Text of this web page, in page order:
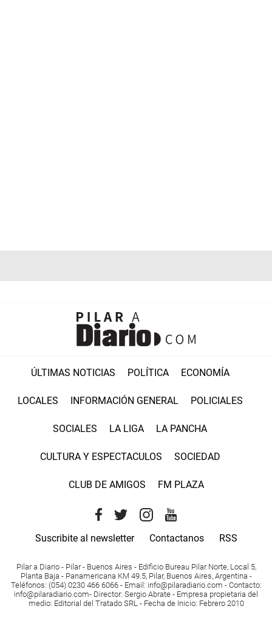
ÚLTIMAS NOTICIAS POLÍTICA ECONOMÍA
LOCALES INFORMACIÓN GENERAL POLICIALES
SOCIALES LA LIGA LA PANCHA
CULTURA Y ESPECTACULOS SOCIEDAD
CLUB DE AMIGOS FM PLAZA
Suscribite al newsletter Contactanos RSS
Pilar a Diario - Pilar - Buenos Aires - Edificio Bureau Pilar Norte, Local 5,
Planta Baja - Panamericana KM 49.5, Pilar, Buenos Aires, Argentina -
Teléfonos: (054) 0230 466 6066 - Email : info@pilaradiario.com - Contacto:
info@pilaradiario.com- Director: Sergio Abrate - Empresa propietaria del
medio: Editorial del Tratado SRL - Fecha de Inicio: Febrero 2010